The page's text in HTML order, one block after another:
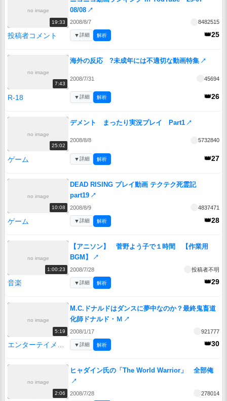
no image
19:33
08/08 ↗
2008/8/7 8482515
投稿者コメント 👑25
▼詳細 解析
no image
7:43
海外の反応 ?未成年には不適切な動画特集 ↗
2008/7/31 45694
R-18 👑26
▼詳細 解析
no image
25:02
デメント まったり実況プレイ Part1 ↗
2008/8/8 5732840
ゲーム 👑27
▼詳細 解析
no image
10:08
DEAD RISING プレイ動画 テクテク死霊記
part19 ↗
2008/8/9 4837471
ゲーム 👑28
▼詳細 解析
no image
1:00:23
【アニソン】 菅野よう子で１時間 【作業用
BGM】
↗
2008/7/28 投稿者不明
音楽 👑29
▼詳細 解析
no image
5:19
M.C.ドナルドはダンスに夢中なのか？最終鬼畜道
化師ドナルド・Ｍ ↗
2008/1/17 921777
エンターテイメント 👑30
▼詳細 解析
no image
2:06
ヒャダイン氏の「The World Warrior」 全部俺
↗
2008/7/28 278014